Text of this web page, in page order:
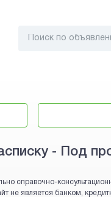
- Под
справочно-
не является банком,